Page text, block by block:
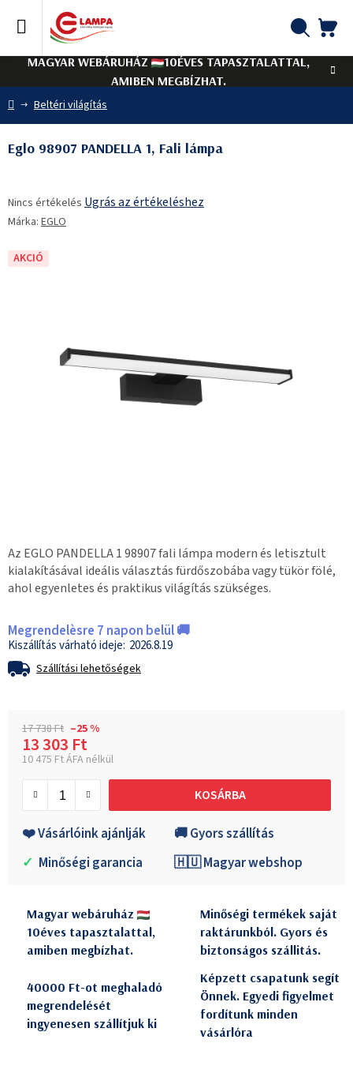
tartalomhoz
MAGYAR WEBÁRUHÁZ
10ÉVES TAPASZTALATTAL,
AMIBEN MEGBÍZHAT.
Kezdőlap
Beltéri világítás
Az EGLO PANDELLA 1 98907 fali lámpa modern és letisztult
kialakításával ideális választás fürdőszobába vagy tükör fölé,
ahol egyenletes és praktikus világítás szükséges.
Megrendelèsre 7 napon belül 🚚
2026.8.19
Szállítási lehetőségek
17 738 Ft –25 %
13 303 Ft
10 475 Ft ÁFA nélkül
KOSÁRBA
❤️ Vásárlóink ajánlják
🚚 Gyors szállítás
✓ Minőségi garancia 🇭🇺 Magyar webshop
Eglo 98907 PANDELLA 1, Fali lámpa
termék
átlagos
5-
Nincs értékelés Ugrás az értékeléshez
Márka: EGLO
AKCIÓ
Magyar webáruház
10éves tapasztalattal,
amiben megbízhat.
Minőségi termékek saját
raktárunkból. Gyors és
biztonságos szállitás.
40000 Ft-ot meghaladó
megrendelését
ingyenesen szállítjuk ki
Képzett csapatunk segít
Önnek. Egyedi figyelmet
fordítunk minden
vásárlóra